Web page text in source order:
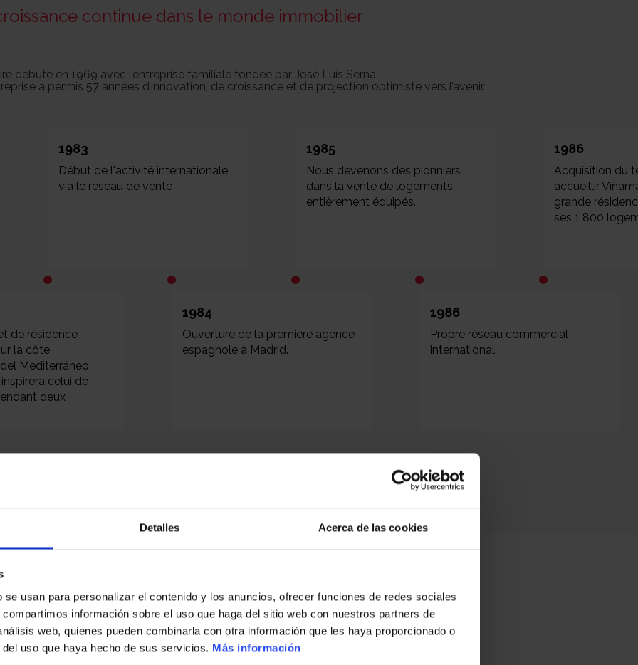
Detalles Acerca de las cookies
usan para personalizar el contenido y los anuncios, ofrecer funciones de redes sociales
información sobre el uso que haga del sitio web con nuestros partners de
web, quienes pueden combinarla con otra información que les haya proporcionado o
uso que haya hecho de sus servicios. Más información
continue dans le monde immobilier
débute en 1969 avec l’entreprise familiale fondée par José Luis Serna.
a permis 57 années d’innovation, de croissance et de projection optimiste vers l’avenir.
de résidence
la côte,
Mediterráneo,
celui de
deux
1983
Début de l'activité internationale
via le réseau de vente
1984
Ouverture de la première agence
espagnole à Madrid.
1985
Nous devenons des pionniers
dans la vente de logements
entièrement équipés.
1986
Propre réseau commercial
international.
1986
Acquisition du
accueillir
grande
ses 1 800
chiffre d’affaires des entreprises de promotion immobilière en Espagne